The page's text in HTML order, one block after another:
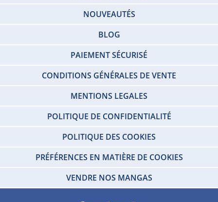
NOUVEAUTÉS
BLOG
PAIEMENT SÉCURISÉ
CONDITIONS GÉNÉRALES DE VENTE
MENTIONS LEGALES
POLITIQUE DE CONFIDENTIALITÉ
POLITIQUE DES COOKIES
PRÉFÉRENCES EN MATIÈRE DE COOKIES
VENDRE NOS MANGAS